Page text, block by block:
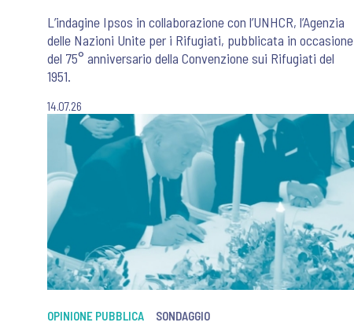
L’indagine Ipsos in collaborazione con l’UNHCR, l’Agenzia
delle Nazioni Unite per i Rifugiati, pubblicata in occasione
del 75° anniversario della Convenzione sui Rifugiati del
1951.
14.07.26
OPINIONE PUBBLICA SONDAGGIO